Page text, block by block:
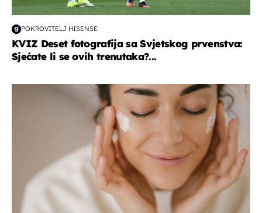
POKROVITELJ HISENSE
KVIZ Deset fotografija sa Svjetskog prvenstva:
Sjećate li se ovih trenutaka?...
moda & ljepota